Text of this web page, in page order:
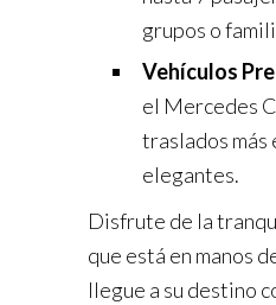
grupos o
Vehículos
el Mercedes
traslados más
elegantes.
Disfrute de la
que está en manos
llegue a su destino